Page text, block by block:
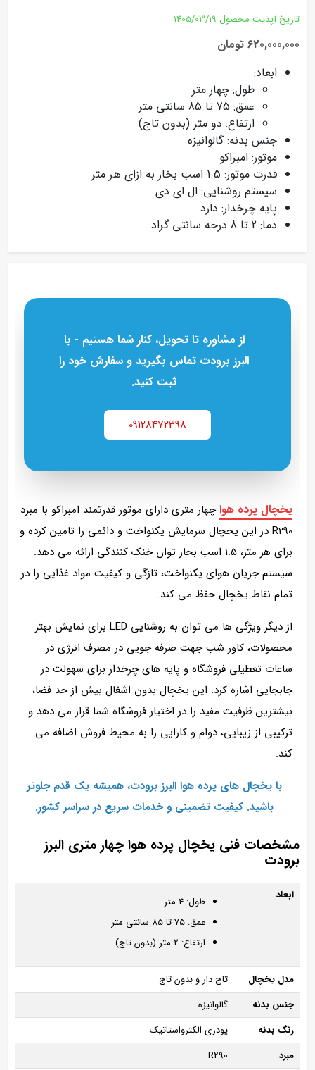
تاریخ آپدیت محصول 1405/03/19
620,000,000 تومان
ابعاد:
طول: چهار متر
عمق: 75 تا 85 سانتی متر
ارتفاع: دو متر (بدون تاج)
جنس بدنه: گالوانیزه
موتور: امبراکو
قدرت موتور: 1.5 اسب بخار به ازای هر متر
سیستم روشنایی: ال ای دی
پایه چرخدار: دارد
دما: 2 تا 8 درجه سانتی‌ گراد
از مشاوره تا تحویل، کنار شما هستیم - با
البرز برودت تماس بگیرید و سفارش خود را
ثبت کنید.
09128472398
یخچال پرده هواچهار متری دارای موتور قدرتمند امبراکو با مبرد
R290 در این یخچال سرمایش یکنواخت و دائمی را تامین کرده و
برای هر متر، 1.5 اسب بخار توان خنک‌ کنندگی ارائه می‌ دهد.
سیستم جریان هوای یکنواخت، تازگی و کیفیت مواد غذایی را در
تمام نقاط یخچال حفظ می‌ کند.
از دیگر ویژگی‌ ها می‌ توان به روشنایی LED برای نمایش بهتر
محصولات، کاور شب جهت صرفه‌ جویی در مصرف انرژی در
ساعات تعطیلی فروشگاه و پایه‌ های چرخدار برای سهولت در
جابجایی اشاره کرد. این یخچال بدون اشغال بیش از حد فضا،
بیشترین ظرفیت مفید را در اختیار فروشگاه شما قرار می‌ دهد و
ترکیبی از زیبایی، دوام و کارایی را به محیط فروش اضافه می‌
کند.
با یخچال‌ های پرده هوا البرز برودت، همیشه یک قدم جلوتر
باشید. کیفیت تضمینی و خدمات سریع در سراسر کشور.
مشخصات فنی یخچال پرده هوا چهار متری البرز
برودت
ابعاد
طول: 4 متر
عمق: 75 تا 85 سانتی متر
ارتفاع: 2 متر (بدون تاج)
مدل یخچال
تاج‌ دار و بدون تاج
جنس بدنه
گالوانیزه
رنگ بدنه
پودری الکترواستاتیک
مبرد
R290